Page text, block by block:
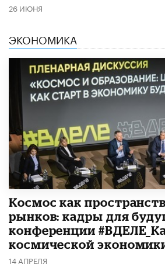
26 ИЮНЯ
ЭКОНОМИКА
Космос как
рынков: кадры для
конференции
космической
14 АПРЕЛЯ